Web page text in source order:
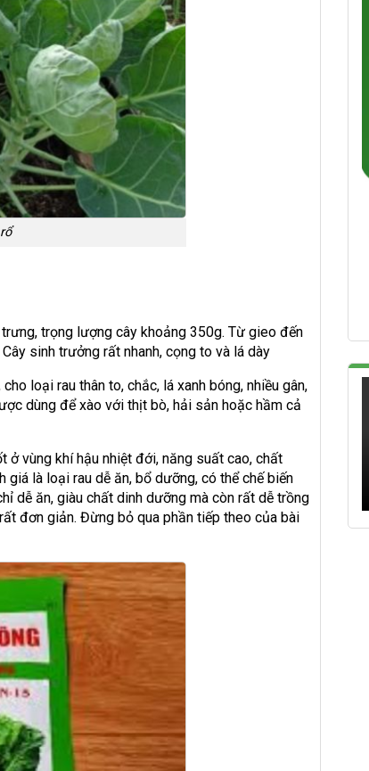
​​trọng lượng cây khoảng 350g. Từ gieo đến
sinh trưởng rất nhanh, cọng to và lá dày
loại rau thân to, chắc, lá xanh bóng, nhiều gân,
dùng để xào với thịt bò, hải sản hoặc hầm cả
vùng khí hậu nhiệt đới, năng suất cao, chất
là loại rau dễ ăn, bổ dưỡng, có thể chế biến
dễ ăn, giàu chất dinh dưỡng mà còn rất dễ trồng
đơn giản. Đừng bỏ qua phần tiếp theo của bài